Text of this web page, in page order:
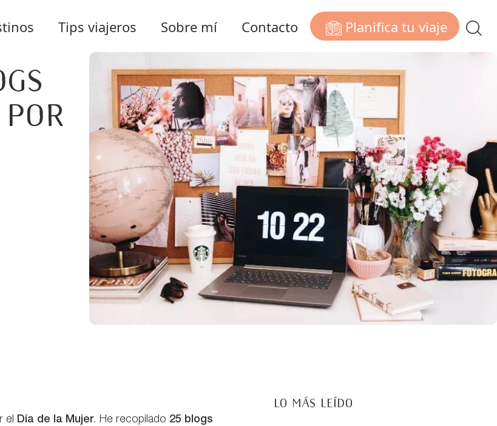
Tips viajeros Sobre mí Contacto Planifica tu viaje
por
el Día de la Mujer. He recopilado 25 blogs
LO MÁS LEÍDO